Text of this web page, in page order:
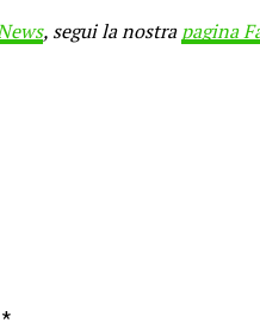
, segui la nostrapagina
*